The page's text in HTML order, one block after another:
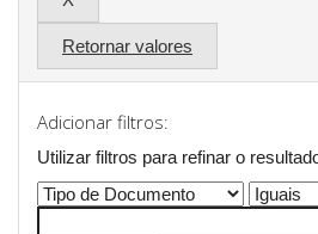
Retornar valores
Adicionar filtros:
Utilizar filtros para refinar o